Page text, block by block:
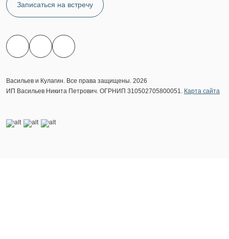
Записаться на встречу
Васильев и Кулагин. Все права защищены. 2026
ИП Васильев Никита Петрович. ОГРНИП 310502705800051. Карта сайта